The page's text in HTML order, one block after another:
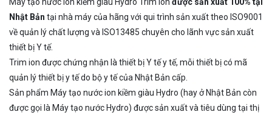
Nhật Bản tại nhà máy của hãng với qui trình sản xuất theo ISO9001
về quản lý chất lượng và ISO13485 chuyên cho lãnh vực sản xuất
thiết bị Y tế.
Trim ion được chứng nhận là thiết bị Y tế y tế, mỗi thiết bị có mã
quản lý thiết bị y tế do bộ y tế của Nhật Bản cấp.
Sản phẩm Máy tạo nước ion kiềm giàu Hydro (hay ở Nhật Bản còn
được gọi là Máy tạo nước Hydro) được sản xuất và tiêu dùng tại thị